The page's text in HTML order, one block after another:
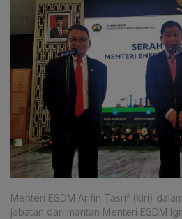
Menteri ESDM Arifin Tasrif (kiri)
jabatan dari mantan Menteri ESDM